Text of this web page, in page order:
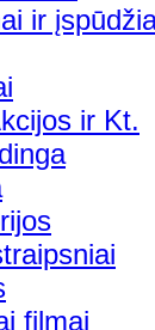
ir
ir Kt.
filmai